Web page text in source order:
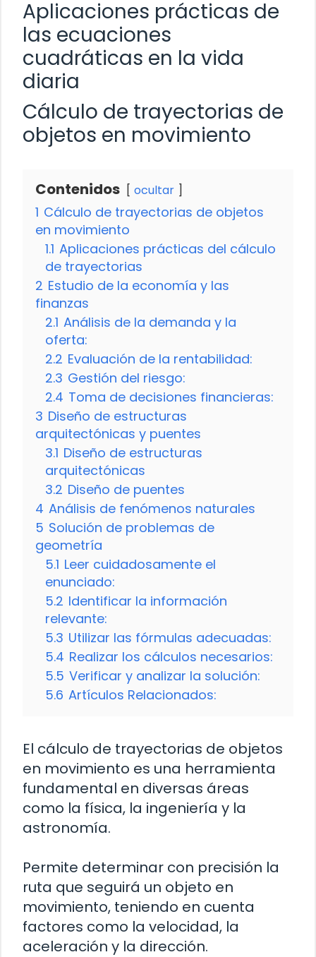
Aplicaciones prácticas de
las ecuaciones
cuadráticas en la vida
diaria
Cálculo de trayectorias de
objetos en movimiento
Contenidos ocultar
1 Cálculo de trayectorias de objetos
en movimiento
1.1 Aplicaciones prácticas del cálculo
de trayectorias
2 Estudio de la economía y las
finanzas
2.1 Análisis de la demanda y la
oferta:
2.2 Evaluación de la rentabilidad:
2.3 Gestión del riesgo:
2.4 Toma de decisiones financieras:
3 Diseño de estructuras
arquitectónicas y puentes
3.1 Diseño de estructuras
arquitectónicas
3.2 Diseño de puentes
4 Análisis de fenómenos naturales
5 Solución de problemas de
geometría
5.1 Leer cuidadosamente el
enunciado:
5.2 Identificar la información
relevante:
5.3 Utilizar las fórmulas adecuadas:
5.4 Realizar los cálculos necesarios:
5.5 Verificar y analizar la solución:
5.6 Artículos Relacionados:
El cálculo de trayectorias de objetos
en movimiento es una herramienta
fundamental en diversas áreas
como la física, la ingeniería y la
astronomía.
Permite determinar con precisión la
ruta que seguirá un objeto en
movimiento, teniendo en cuenta
factores como la velocidad, la
aceleración y la dirección.